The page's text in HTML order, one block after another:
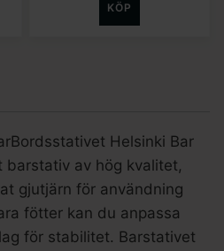
KÖP
Helsinki Bar
av hög kvalitet,
gjutjärn för användning
fötter kan du anpassa
för stabilitet. Barstativet